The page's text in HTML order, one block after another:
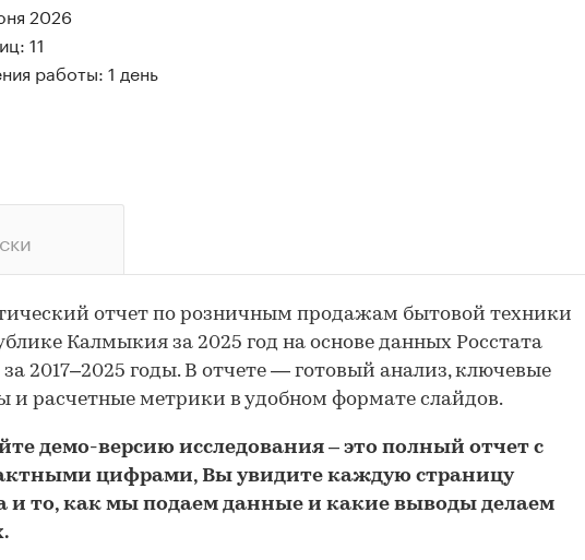
2026
11
работы: 1 день
отчет по розничным продажам бытовой техники
Калмыкия за 2025 год на основе данных Росстата
2017–2025 годы. В отчете — готовый анализ, ключевые
и расчетные метрики в удобном формате слайдов.
демо-версию исследования – это полный отчет с
цифрами, Вы увидите каждую страницу
и то, как мы подаем данные и какие выводы делаем